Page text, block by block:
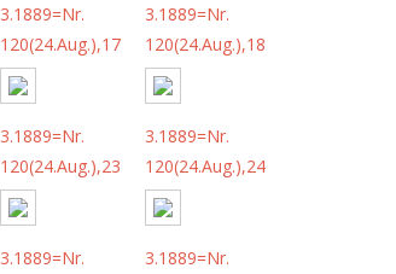
3.1889=Nr.
120(24.Aug.),17
3.1889=Nr.
120(24.Aug.),18
3.1889=Nr.
120(24.Aug.),23
3.1889=Nr.
120(24.Aug.),24
3.1889=Nr.
3.1889=Nr.